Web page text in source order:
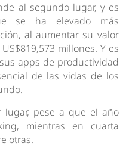
al segundo lugar, y es
se ha elevado más
al aumentar su valor
millones. Y es
apps de productividad
de las vidas de los
lugar, pese a que el año
mientras en cuarta
otras.